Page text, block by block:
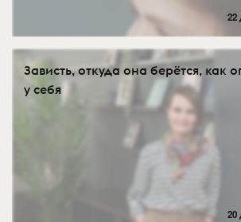
22
Зависть, откуда она берётся, как
у себя
20